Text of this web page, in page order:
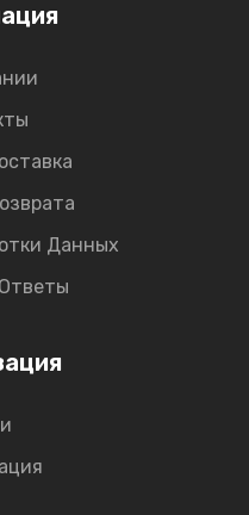
Данных